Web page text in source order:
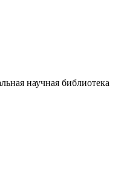
научная библиотека